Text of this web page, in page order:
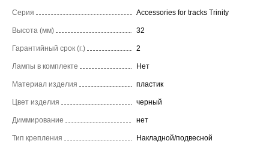
Серия Accessories for tracks Trinity
Высота (мм) 32
Гарантийный срок (г.) 2
Лампы в комплекте Нет
Материал изделия пластик
Цвет изделия черный
Диммирование нет
Тип крепления Накладной/подвесной